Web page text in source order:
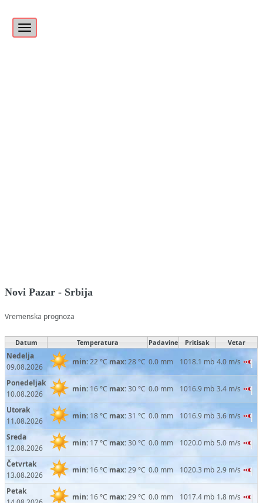
Novi Pazar - Srbija
Vremenska prognoza
Datum Temperatura Padavine Pritisak Vetar
Nedelja
09.08.2026
min:22 °C max:28 °C 0.0 mm 1018.1 mb 4.0 m/s
Ponedeljak
10.08.2026
min:16 °C max:30 °C 0.0 mm 1016.9 mb 3.4 m/s
Utorak
11.08.2026
min:18 °C max:31 °C 0.0 mm 1016.9 mb 3.6 m/s
Sreda
12.08.2026
min:17 °Cmax:30 °C 0.0 mm 1020.0 mb 5.0 m/s
Četvrtak
13.08.2026
min:16 °C max:29 °C 0.0 mm 1020.3 mb 2.9 m/s
Petak
min:16 °C max:29 °C 0.0 mm 1017.4 mb 1.8 m/s